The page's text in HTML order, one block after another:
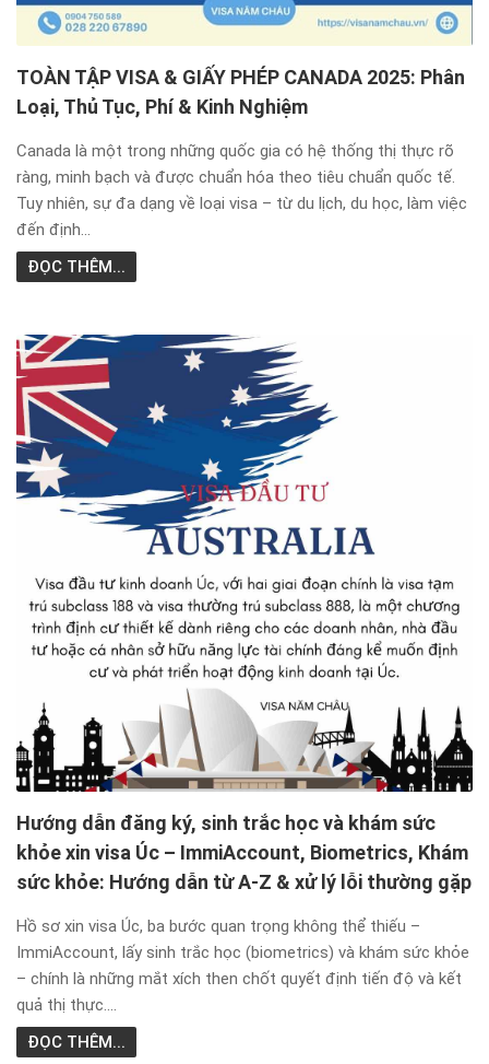
TOÀN TẬP VISA & GIẤY PHÉP CANADA 2025: Phân
Loại, Thủ Tục, Phí & Kinh Nghiệm
Canada là một trong những quốc gia có hệ thống thị thực rõ
ràng, minh bạch và được chuẩn hóa theo tiêu chuẩn quốc tế.
Tuy nhiên, sự đa dạng về loại visa – từ du lịch, du học, làm việc
đến định...
ĐỌC THÊM...
Hướng dẫn đăng ký, sinh trắc học và khám sức
khỏe xin visa Úc – ImmiAccount, Biometrics, Khám
sức khỏe: Hướng dẫn từ A-Z & xử lý lỗi thường gặp
Hồ sơ xin visa Úc, ba bước quan trọng không thể thiếu –
ImmiAccount, lấy sinh trắc học (biometrics) và khám sức khỏe
– chính là những mắt xích then chốt quyết định tiến độ và kết
quả thị thực....
ĐỌC THÊM...